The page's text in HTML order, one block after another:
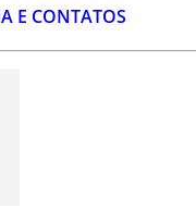
E CONTATOS